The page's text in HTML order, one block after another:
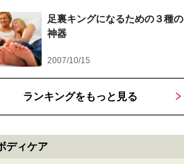
足裏キングになるための３種の
神器
2007/10/15
ランキングをもっと見る
ディケア